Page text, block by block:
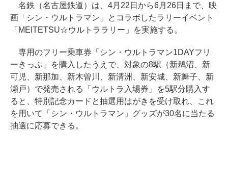
名鉄（名古屋鉄道）は、4月22日から6月26日まで、映
画「シン・ウルトラマン」とコラボしたラリーイベント
「MEITETSU☆ウルトララリー」を実施する。
専用のフリー乗車券「シン・ウルトラマン1DAYフリ
ーきっぷ」を購入したうえで、対象の8駅（新鵜沼、新
可児、新那加、新木曽川、新清洲、新安城、新舞子、新
瀬戸）で発売される「ウルトラ入場券」を5駅分購入す
ると、特別記念カードと抽選用はがきを受け取れ、これ
を用いて「シン・ウルトラマン」グッズが30名に当たる
抽選に応募できる。